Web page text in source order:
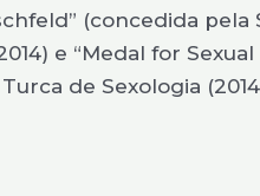
(concedida pela
e “Medal for Sexual
de Sexologia